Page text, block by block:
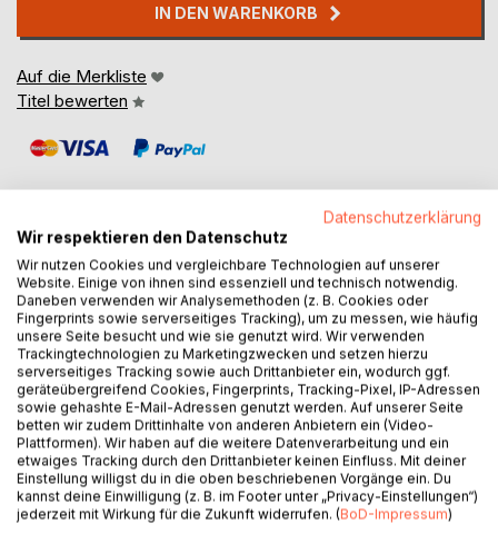
IN DEN WARENKORB
Auf die Merkliste
Titel bewerten
BESCHREIBUNG
Welchen Wert könnte es haben, sich mit Werten zu
beschäftigen? Ganz einfach: Weil dadurch Werte wie
Selbsterkenntnis und Selbstbestimmung gefördert werden.
In zwölf kurzen Essays mit jeweils einem Schmuckbild geht
es um Werte im Allgemeinen, also um das, was uns etwas
wert ist, sowie um die Lieblings-Werte des Autors, mit
denen er keineswegs allein ist.
Werte und LebensKunst sind zentrale Themen der
Bewusstseins-Elite: www.bewusstseins-elite.net
Datenschutzerklärung
Wir respektieren den Datenschutz
Wir nutzen Cookies und vergleichbare Technologien auf unserer
Website. Einige von ihnen sind essenziell und technisch notwendig.
Daneben verwenden wir Analysemethoden (z. B. Cookies oder
Fingerprints sowie serverseitiges Tracking), um zu messen, wie häufig
unsere Seite besucht und wie sie genutzt wird. Wir verwenden
Trackingtechnologien zu Marketingzwecken und setzen hierzu
serverseitiges Tracking sowie auch Drittanbieter ein, wodurch ggf.
geräteübergreifend Cookies, Fingerprints, Tracking-Pixel, IP-Adressen
sowie gehashte E-Mail-Adressen genutzt werden. Auf unserer Seite
betten wir zudem Drittinhalte von anderen Anbietern ein (Video-
Plattformen). Wir haben auf die weitere Datenverarbeitung und ein
etwaiges Tracking durch den Drittanbieter keinen Einfluss. Mit deiner
Einstellung willigst du in die oben beschriebenen Vorgänge ein. Du
kannst deine Einwilligung (z. B. im Footer unter „Privacy-Einstellungen“)
jederzeit mit Wirkung für die Zukunft widerrufen. (BoD-Impressum)